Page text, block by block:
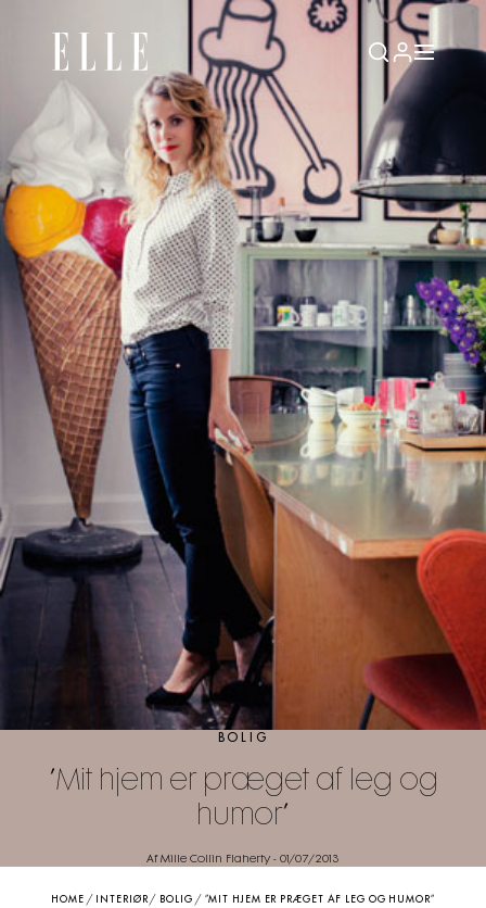
BOLIG
”Mit hjem er præget af leg og
humor”
Af Mille Collin Flaherty - 01/07/2013
HOME / INTERIØR / BOLIG / ”MIT HJEM ER PRÆGET AF LEG OG HUMOR”